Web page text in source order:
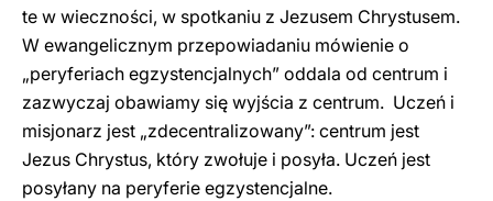
te w wieczności, w spotkaniu z Jezusem Chrystusem.
W ewangelicznym przepowiadaniu mówienie o
„peryferiach egzystencjalnych” oddala od centrum i
zazwyczaj obawiamy się wyjścia z centrum. Uczeń i
misjonarz jest „zdecentralizowany”: centrum jest
Jezus Chrystus, który zwołuje i posyła. Uczeń jest
posyłany na peryferie egzystencjalne.